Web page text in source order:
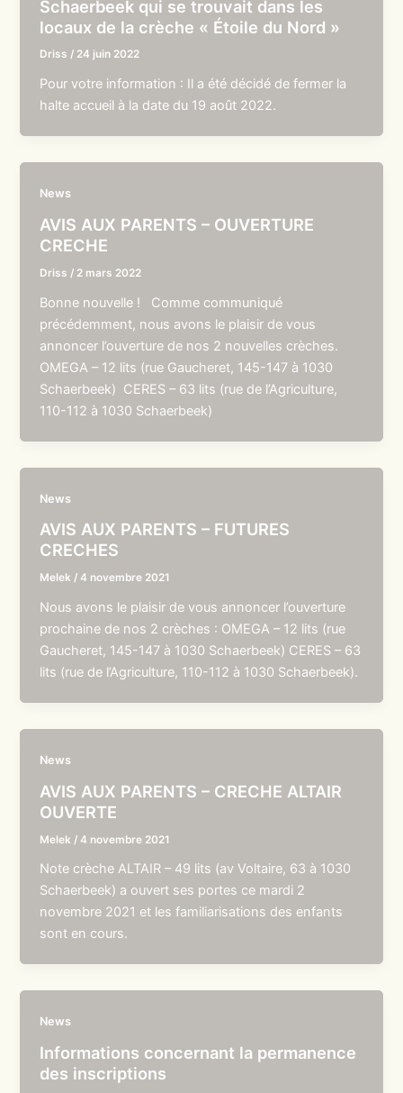
Schaerbeek qui se trouvait dans les
locaux de la crèche « Étoile du Nord »
Driss / 24 juin 2022
Pour votre information : Il a été décidé de fermer la
halte accueil à la date du 19 août 2022.
News
AVIS AUX PARENTS – OUVERTURE
CRECHE
Driss / 2 mars 2022
Bonne nouvelle ! Comme communiqué
précédemment, nous avons le plaisir de vous
annoncer l’ouverture de nos 2 nouvelles crèches.
OMEGA – 12 lits (rue Gaucheret, 145-147 à 1030
Schaerbeek) CERES – 63 lits (rue de l’Agriculture,
110-112 à 1030 Schaerbeek)
News
AVIS AUX PARENTS – FUTURES
CRECHES
Melek /4 novembre 2021
Nous avons le plaisir de vous annoncer l’ouverture
prochaine de nos 2 crèches : OMEGA – 12 lits (rue
Gaucheret, 145-147 à 1030 Schaerbeek) CERES – 63
lits (rue de l’Agriculture, 110-112 à 1030 Schaerbeek).
News
AVIS AUX PARENTS – CRECHE ALTAIR
OUVERTE
Melek /4 novembre 2021
Note crèche ALTAIR – 49 lits (av Voltaire, 63 à 1030
Schaerbeek) a ouvert ses portes ce mardi 2
novembre 2021 et les familiarisations des enfants
sont en cours.
News
Informations concernant la permanence
des inscriptions